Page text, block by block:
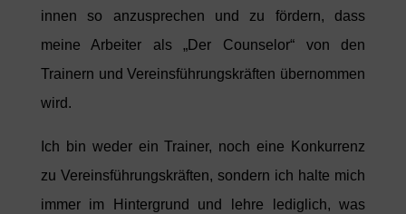
innen so anzusprechen und zu fördern, dass
meine Arbeiter als „Der Counselor“ von den
Trainern und Vereinsführungskräften übernommen
wird.
Ich bin weder ein Trainer, noch eine Konkurrenz
zu Vereinsführungskräften, sondern ich halte mich
immer im Hintergrund und lehre lediglich, was